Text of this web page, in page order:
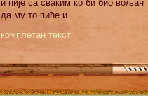
и пије са сваким ко би био вољан
да му то пиће и...
комплетан текст